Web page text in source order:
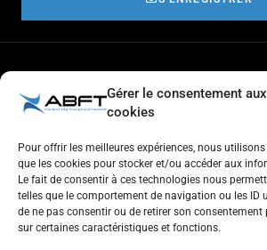
Gérer le consentement aux
cookies
Pour offrir les meilleures expériences, nous
que les cookies pour stocker et/ou accéder aux
Le fait de consentir à ces technologies nous
telles que le comportement de navigation ou les ID
de ne pas consentir ou de retirer son
sur certaines caractéristiques et fonctions.
Tolérance et générosité
Courtoisie et coopération
Aventure
Plaisir